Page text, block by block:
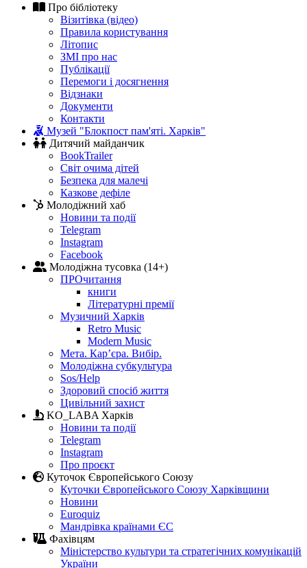
Про бібліотеку
Візитівка (відео)
Правила користування
Літопис
ЗМІ про нас
Публікації
Перемоги і досягнення
Відзнаки
Документи
Контакти
Музей "Блокпост пам'яті. Харків"
Дитячий майданчик
BookTrailer
Світ очима дітей
Безпека для малечі
Казкове дефіле
Молодіжний хаб
Новини та події
Telegram
Instagram
Facebook
Молодіжна тусовка (14+)
ПРОчитання
книги
Літературні премії
Музичний Харків
Retro Music
Modern Music
Мета. Кар’єра. Вибір.
Молодіжна субкультура
Sos/Help
Здоровий спосіб життя
Цивільний захист
KO_LABA Харків
Новини та події
Telegram
Instagram
Про проєкт
Куточок Європейського Союзу
Куточки Європейського Союзу Харківщини
Новини
Euroquiz
Мандрівка країнами ЄС
Фахівцям
Міністерство культури та стратегічних комунікацій
України